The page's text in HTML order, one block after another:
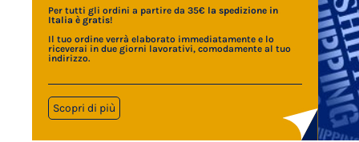
Per tutti gli ordini a partire da 35€ la spedizione in
Italia è gratis!
Il tuo ordine verrà elaborato immediatamente e lo
riceverai in due giorni lavorativi, comodamente al tuo
indirizzo.
Scopri di più